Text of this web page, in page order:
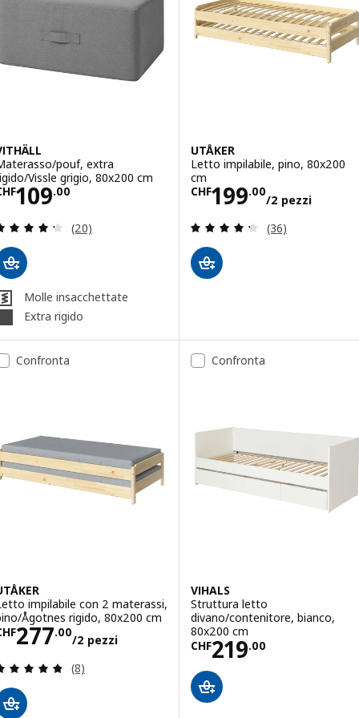
pouf, extra
Vissle grigio, 80x200 cm
109.00CHF 109.00
Recensione: 4.3 fuori da 5 stelle. Totale
(20)
Molle insacchettate
Extra rigido
UTÅKER
Letto impilabile, pino, 80x200
cm
CHF199.00
/2 pezzi
Prezzo CHF
Recensione:
(36)
Confronta
impilabile con 2 materassi,
Ågotnes rigido, 80x200 cm
277.00
/2 pezzi
CHF 277.00/2 pezzi
Recensione: 4.8 fuori da 5 stelle. Totale
(8)
Confronta
VIHALS
Struttura letto
divano/contenitore, bianco,
80x200 cm
CHF219.00
Prezzo CHF